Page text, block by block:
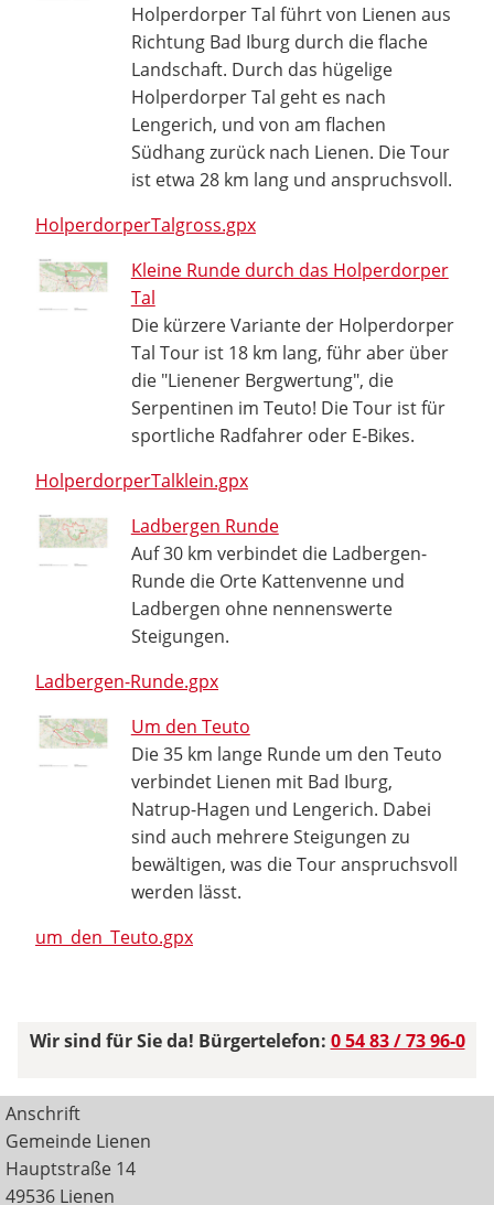
Holperdorper Tal führt von Lienen aus
Richtung Bad Iburg durch die flache
Landschaft. Durch das hügelige
Holperdorper Tal geht es nach
Lengerich, und von am flachen
Südhang zurück nach Lienen. Die Tour
ist etwa 28 km lang und anspruchsvoll.
HolperdorperTalgross.gpx
Kleine Runde durch das Holperdorper
Tal
Die kürzere Variante der Holperdorper
Tal Tour ist 18 km lang, führ aber über
die "Lienener Bergwertung", die
Serpentinen im Teuto! Die Tour ist für
sportliche Radfahrer oder E-Bikes.
HolperdorperTalklein.gpx
Ladbergen Runde
Auf 30 km verbindet die Ladbergen-
Runde die Orte Kattenvenne und
Ladbergen ohne nennenswerte
Steigungen.
Ladbergen-Runde.gpx
Um den Teuto
Die 35 km lange Runde um den Teuto
verbindet Lienen mit Bad Iburg,
Natrup-Hagen und Lengerich. Dabei
sind auch mehrere Steigungen zu
bewältigen, was die Tour anspruchsvoll
werden lässt.
um_den_Teuto.gpx
Wir sind für Sie da! Bürgertelefon: 0 54 83 / 73 96-0
Anschrift
Gemeinde Lienen
Hauptstraße 14
49536 Lienen